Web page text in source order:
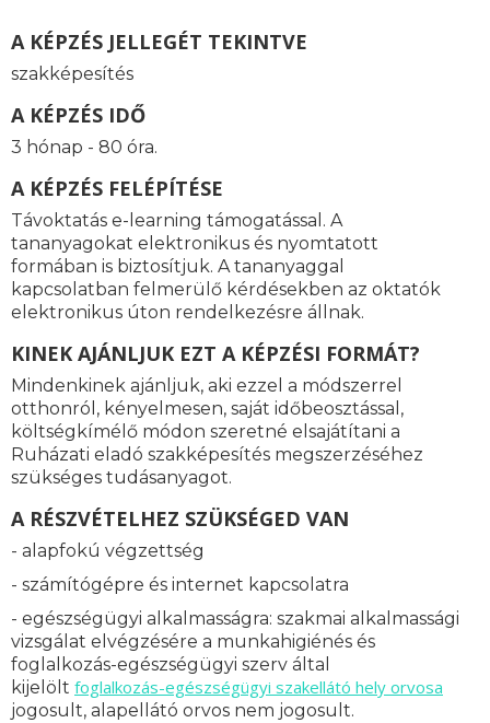
A KÉPZÉS JELLEGÉT TEKINTVE
szakképesítés
A KÉPZÉS IDŐ
3 hónap - 80 óra.
A KÉPZÉS FELÉPÍTÉSE
Távoktatás e-learning támogatással. A
tananyagokat elektronikus és nyomtatott
formában is biztosítjuk. A tananyaggal
kapcsolatban felmerülő kérdésekben az oktatók
elektronikus úton rendelkezésre állnak.
KINEK AJÁNLJUK EZT A KÉPZÉSI FORMÁT?
Mindenkinek ajánljuk, aki ezzel a módszerrel
otthonról, kényelmesen, saját időbeosztással,
költségkímélő módon szeretné elsajátítani a
Ruházati eladó szakképesítés megszerzéséhez
szükséges tudásanyagot.
A RÉSZVÉTELHEZ SZÜKSÉGED VAN
- alapfokú végzettség
- számítógépre és internet kapcsolatra
- egészségügyi alkalmasságra: szakmai alkalmassági
vizsgálat elvégzésére a munkahigiénés és
foglalkozás-egészségügyi szerv által
kijelölt foglalkozás-egészségügyi szakellátó hely orvosa
jogosult, alapellátó orvos nem jogosult.